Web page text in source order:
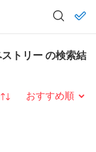
トリー の検索結
び替え